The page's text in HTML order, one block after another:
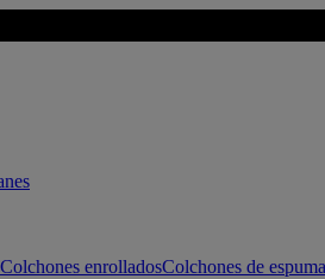
Colchones enrolladosColchones de espuma